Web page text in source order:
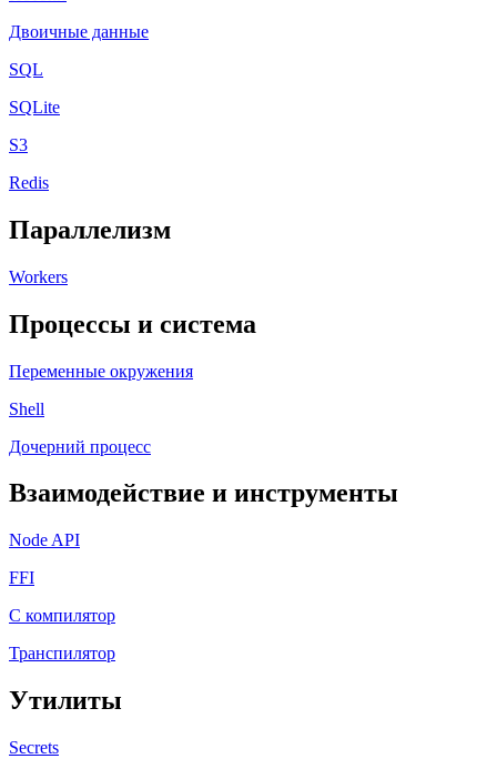
Двоичные данные
SQL
SQLite
S3
Redis
Параллелизм
Workers
Процессы и система
Переменные окружения
Shell
Дочерний процесс
Взаимодействие и инструменты
Node API
FFI
C компилятор
Транспилятор
Утилиты
Secrets